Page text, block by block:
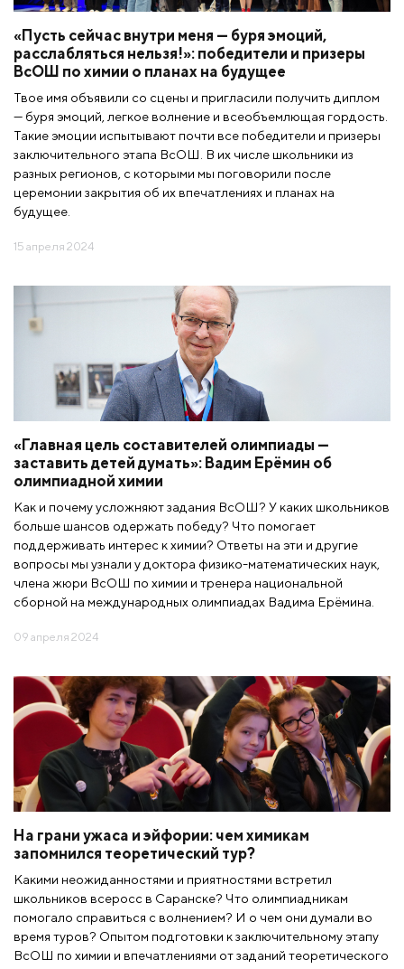
«Пусть сейчас внутри меня — буря эмоций,
расслабляться нельзя!»: победители и призеры
ВсОШ по химии о планах на будущее
Твое имя объявили со сцены и пригласили получить диплом
— буря эмоций, легкое волнение и всеобъемлющая гордость.
Такие эмоции испытывают почти все победители и призеры
заключительного этапа ВсОШ. В их числе школьники из
разных регионов, с которыми мы поговорили после
церемонии закрытия об их впечатлениях и планах на
будущее.
15 апреля 2024
«Главная цель составителей олимпиады —
заставить детей думать»: Вадим Ерёмин об
олимпиадной химии
Как и почему усложняют задания ВсОШ? У каких школьников
больше шансов одержать победу? Что помогает
поддерживать интерес к химии? Ответы на эти и другие
вопросы мы узнали у доктора физико-математических наук,
члена жюри ВсОШ по химии и тренера национальной
сборной на международных олимпиадах Вадима Ерёмина.
09 апреля 2024
На грани ужаса и эйфории: чем химикам
запомнился теоретический тур?
Какими неожиданностями и приятностями встретил
школьников всеросс в Саранске? Что олимпиадникам
помогало справиться с волнением? И о чем они думали во
время туров? Опытом подготовки к заключительному этапу
ВсОШ по химии и впечатлениями от заданий теоретического